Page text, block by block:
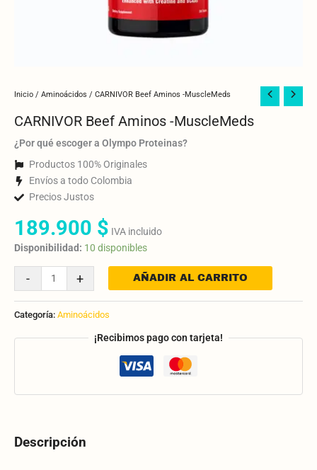
Inicio / Aminoácidos / CARNIVOR Beef Aminos -MuscleMeds
CARNIVOR Beef Aminos -MuscleMeds
¿Por qué escoger a Olympo Proteinas?
Productos 100% Originales
Envíos a todo Colombia
Precios Justos
189.900 $ IVA incluido
Disponibilidad: 10 disponibles
-
CARNIVOR
Aminos
-
MuscleMeds
cantidad
+ AÑADIR AL CARRITO
Categoría: Aminoácidos
¡Recibimos pago con tarjeta!
Descripción